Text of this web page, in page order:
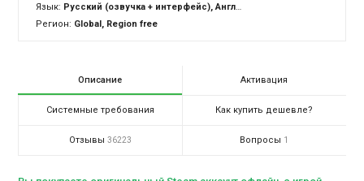
Язык: Русский (озвучка + интерфейс), Английский (озвучка + интерфейс)
Регион: Global, Region free
Описание Активация
Системные требования Как купить дешевле?
Отзывы 36223 Вопросы 1